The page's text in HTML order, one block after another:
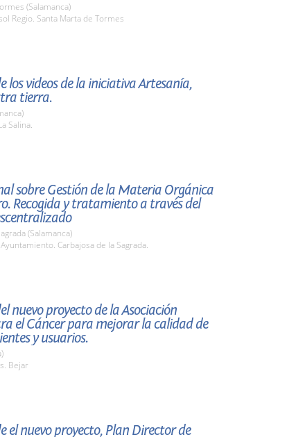
(Salamanca)
Regio. Santa Marta de Tormes
los videos de la iniciativa Artesanía,
tierra.
Salina.
sobre Gestión de la Materia Orgánica
Recogida y tratamiento a través del
(Salamanca)
Carbajosa de la Sagrada.
nuevo proyecto de la Asociación
el Cáncer para mejorar la calidad de
y usuarios.
Bejar
el nuevo proyecto, Plan Director de